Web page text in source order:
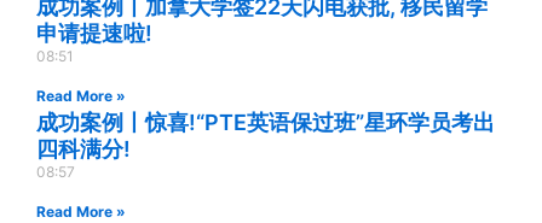
成功案例丨加拿大学签22天闪电获批, 移民留学
申请提速啦!
08:51
Read More »
成功案例丨惊喜!“PTE英语保过班”星环学员考出
四科满分!
08:57
Read More »